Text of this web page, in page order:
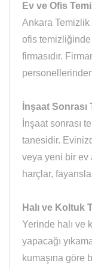
Ev ve Ofis
Ankara
ofis temizliğinde
firmasıdır.
İnşaat
İnşaat sonrası
tanesidir.
veya yeni bir ev
harçlar,
Halı ve Koltuk
Yerinde halı ve
yapacağı
kumaşına göre